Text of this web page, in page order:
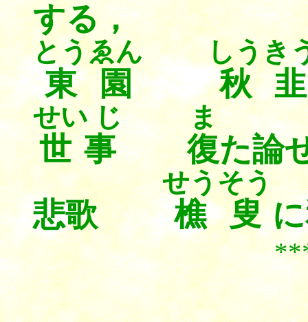
する，
東園
とうゑん
秋韭
しうき
世事
せい じ
復
ま
た論
悲歌 樵叟
せうそう